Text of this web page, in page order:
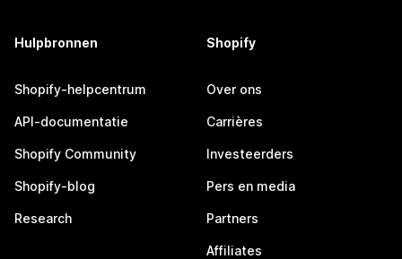
Hulpbronnen
Shopify-helpcentrum
API-documentatie
Shopify Community
Shopify-blog
Research
Shopify
Over ons
Carrières
Investeerders
Pers en media
Partners
Affiliates